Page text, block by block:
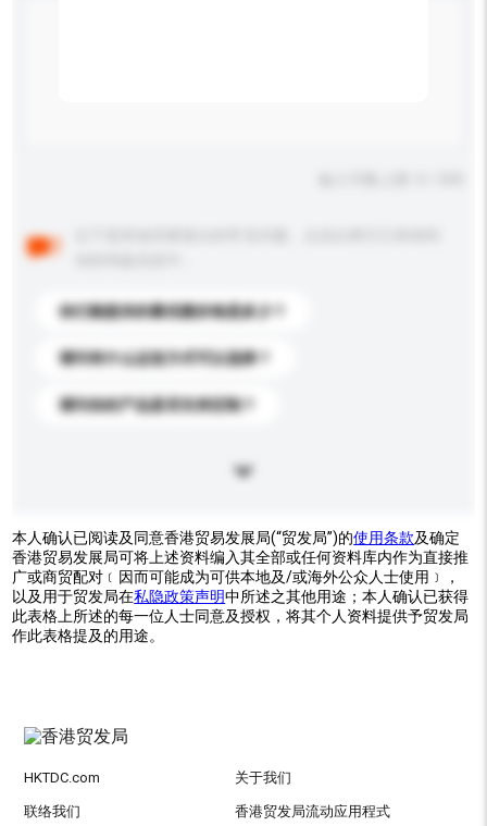
你们能提供的最优惠价格是多少？
请问有什么运送方式可以选择？
请问你的产品是否支持定制？
本人确认已阅读及同意香港贸易发展局(“贸发局”)的使用条款及确定
香港贸易发展局可将上述资料编入其全部或任何资料库内作为直接推
广或商贸配对﹝因而可能成为可供本地及/或海外公众人士使用﹞，
以及用于贸发局在私隐政策声明中所述之其他用途；本人确认已获得
此表格上所述的每一位人士同意及授权，将其个人资料提供予贸发局
作此表格提及的用途。
HKTDC.com 关于我们
联络我们 香港贸发局流动应用程式